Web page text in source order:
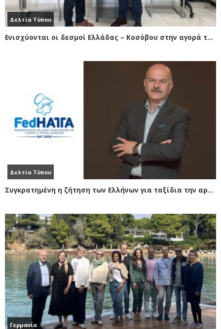
Δελτία Τύπου
Ενισχύονται οι δεσμοί Ελλάδας – Κοσόβου στην αγορά ταξιδιωτικών γραφείων
Δελτία Τύπου
Συγκρατημένη η ζήτηση των Ελλήνων για ταξίδια την αργία της 28ης Οκτωβρίου
Γερμανία